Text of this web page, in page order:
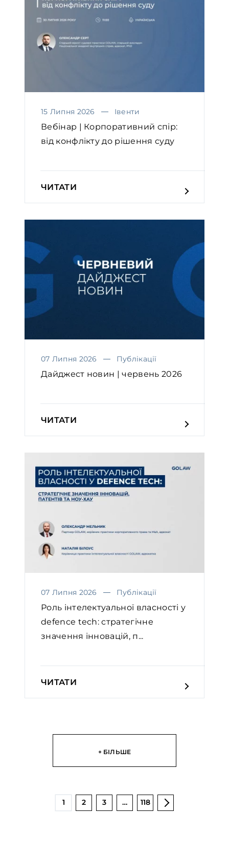
15 Липня 2026 Івенти
Вебінар | Корпоративний спір:
від конфлікту до рішення суду
ЧИТАТИ
07 Липня 2026 Публікації
Дайджест новин | червень 2026
ЧИТАТИ
07 Липня 2026 Публікації
Роль інтелектуальної власності у
defence tech: стратегічне
значення інновацій, п...
ЧИТАТИ
+ БІЛЬШЕ
1 2 3 … 118